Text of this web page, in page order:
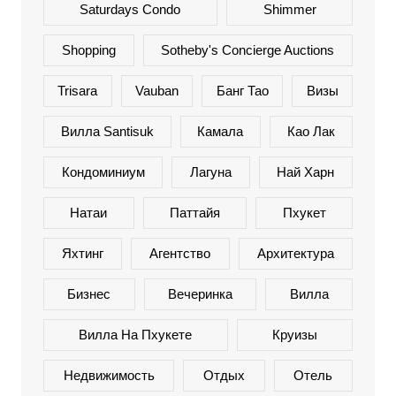
Saturdays Condo Shimmer
Shopping Sotheby's Concierge Auctions
Trisara Vauban Банг Тао Визы
Вилла Santisuk Камала Као Лак
Кондоминиум Лагуна Най Харн
Натаи Паттайя Пхукет
Яхтинг Агентство Архитектура
Бизнес Вечеринка Вилла
Вилла На Пхукете Круизы
Недвижимость Отдых Отель